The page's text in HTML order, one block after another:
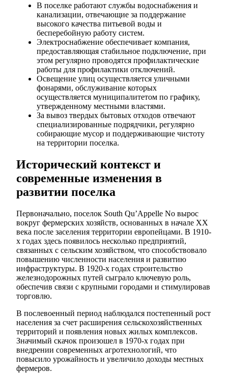
В поселке работают службы водоснабжения и
канализации, отвечающие за поддержание
высокого качества питьевой воды и
бесперебойную работу систем.
Электроснабжение обеспечивает компания,
предоставляющая стабильное подключение, при
этом регулярно проводятся профилактические
работы для профилактики отключений.
Освещение улиц осуществляется уличными
фонарями, обслуживание которых
осуществляется муниципалитетом по графику,
утвержденному местными властями.
За вывоз твердых бытовых отходов отвечают
специализированные подрядчики, регулярно
собирающие мусор и поддерживающие чистоту
на территории поселка.
Исторический контекст и
современные изменения в
развитии поселка
Первоначально, поселок South Qu’Appelle No вырос
вокруг фермерских хозяйств, основанных в начале XX
века после заселения территории европейцами. В 1910-
х годах здесь появилось несколько предприятий,
связанных с сельским хозяйством, что способствовало
повышению численности населения и развитию
инфраструктуры. В 1920-х годах строительство
железнодорожных путей сыграло ключевую роль,
обеспечив связи с крупными городами и стимулировав
торговлю.
В послевоенный период наблюдался постепенный рост
населения за счет расширения сельскохозяйственных
территорий и появления новых жилых комплексов.
Значимый скачок произошел в 1970-х годах при
внедрении современных агротехнологий, что
повысило урожайность и увеличило доходы местных
фермеров.